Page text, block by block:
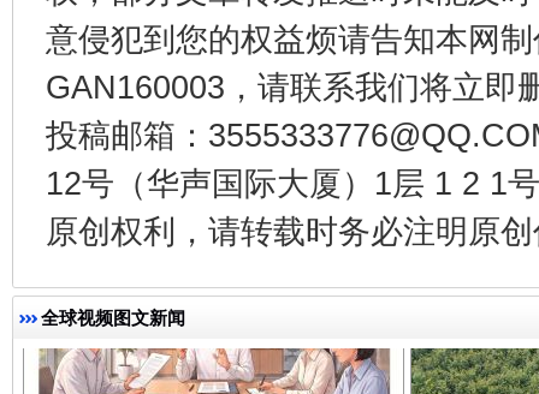
意侵犯到您的权益烦请告知本网
GAN160003，请联系我们将立即
投稿邮箱：
12号（华声国际大厦）1层 1 2 1
原创权利，请转载时务必注明原
全球视频图文新闻
千年窑火 生生不息 一
揭开“小金库”的免责幌子